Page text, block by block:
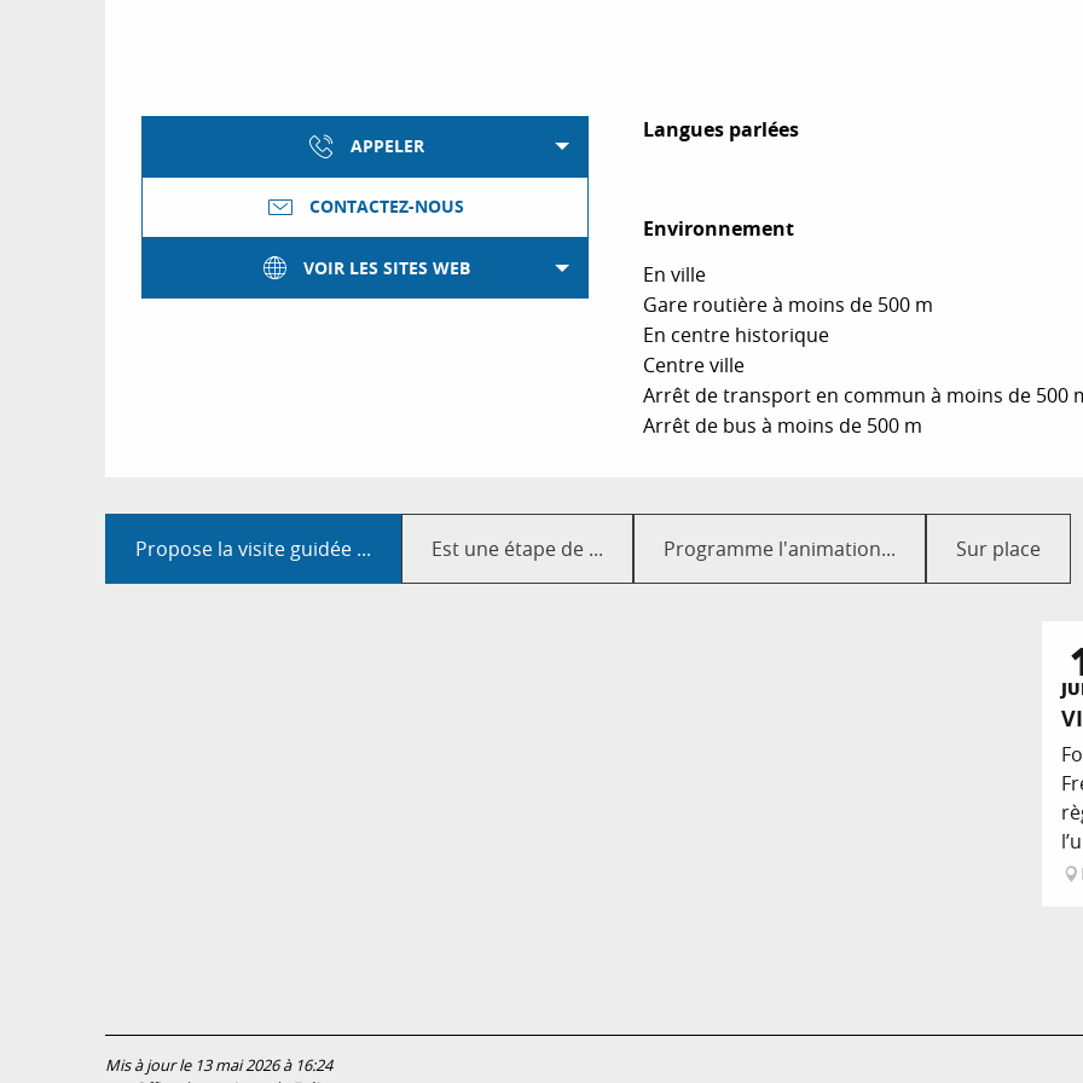
APPELER
CONTACTEZ-NOUS
VOIR LES SITES WEB
Langues parlées
Langues parlées
Environnement
Environnement
En ville
Gare routière à moins de 500 m
En centre historique
Centre ville
Arrêt de transport en commun à moins de 500
Arrêt de bus à moins de 500 m
Propose la visite guidée ... Est une étape de ... Programme l'animation... Sur place
Mis à jour le 13 mai 2026 à 16:24